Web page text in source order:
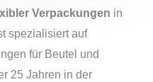
Verpackungen in
spezialisiert auf
für Beutel und
25 Jahren in der